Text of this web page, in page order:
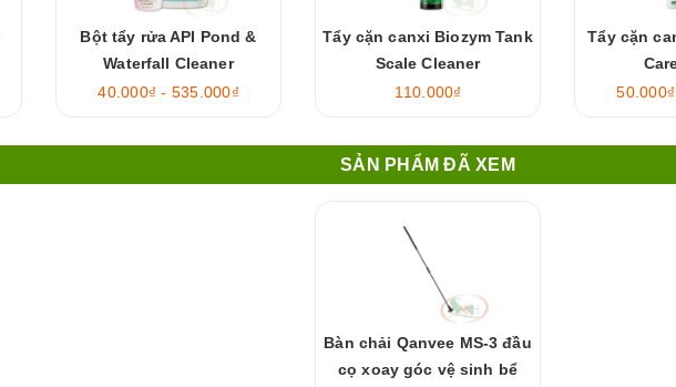
Bột tẩy rửa API Pond &
Waterfall Cleaner
40.000₫ - 535.000₫
Tẩy cặn canxi Biozym Tank
Scale Cleaner
110.000₫
Tẩy cặn
SẢN PHẨM ĐÃ XEM
Bàn chải Qanvee MS-3 đầu
cọ xoay góc vệ sinh bể